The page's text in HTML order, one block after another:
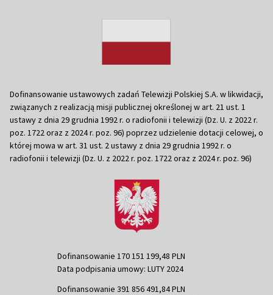
Dofinansowanie ustawowych zadań Telewizji Polskiej S.A. w likwidacji,
związanych z realizacją misji publicznej określonej w art. 21 ust. 1
ustawy z dnia 29 grudnia 1992 r. o radiofonii i telewizji (Dz. U. z 2022 r.
poz. 1722 oraz z 2024 r. poz. 96) poprzez udzielenie dotacji celowej, o
której mowa w art. 31 ust. 2 ustawy z dnia 29 grudnia 1992 r. o
radiofonii i telewizji (Dz. U. z 2022 r. poz. 1722 oraz z 2024 r. poz. 96)
Dofinansowanie 170 151 199,48 PLN
Data podpisania umowy: LUTY 2024
Dofinansowanie 391 856 491,84 PLN